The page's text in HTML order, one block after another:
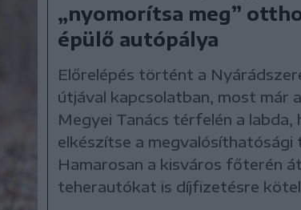
„nyomorítsa meg”
épülő autópálya
Előrelépés történt a
útjával kapcsolatban, most már
Megyei Tanács térfelén a labda,
elkészítse a megvalósíthatósági
Hamarosan a kisváros főterén
teherautókat is díjfizetésre